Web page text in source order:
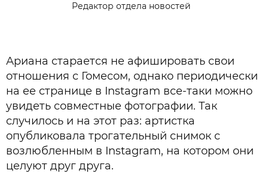
Редактор отдела новостей
Ариана старается не афишировать свои
отношения с Гомесом, однако периодически
на ее странице в Instagram все-таки можно
увидеть совместные фотографии. Так
случилось и на этот раз: артистка
опубликовала трогательный снимок с
возлюбленным в Instagram, на котором они
целуют друг друга.